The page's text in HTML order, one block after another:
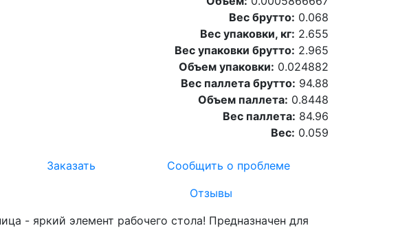
Вес брутто: 0.068
Вес упаковки, кг: 2.655
Вес упаковки брутто: 2.965
Объем упаковки: 0.024882
Вес паллета брутто: 94.88
Объем паллета: 0.8448
Вес паллета: 84.96
Вес: 0.059
Заказать
Сообщить о проблеме
Отзывы
- яркий элемент рабочего стола! Предназначен для